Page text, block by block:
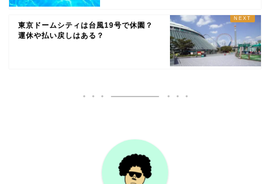
東京ドームシティは台風19号で休園？
運休や払い戻しはある？